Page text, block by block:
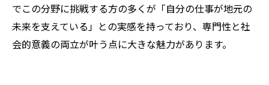
でこの分野に挑戦する方の多くが「自分の仕事が地元の
未来を支えている」との実感を持っており、専門性と社
会的意義の両立が叶う点に大きな魅力があります。